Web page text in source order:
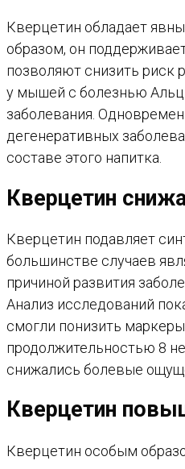
Кверцетин обладает
образом, он
позволяют снизить риск
у мышей с болезнью
заболевания.
дегенеративных
составе этого напитка.
Кверцетин
Кверцетин подавляет
большинстве случаев
причиной развития
Анализ исследований
смогли понизить
продолжительностью 8
снижались болевые
Кверцетин
Кверцетин особым